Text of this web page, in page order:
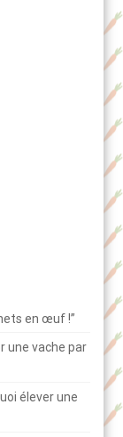
en œuf !”
une vache par
élever une